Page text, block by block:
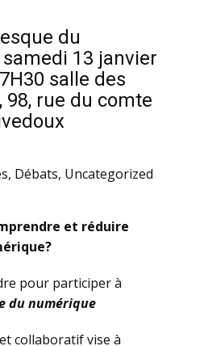
du
13 janvier
salle des
98, rue du comte
, Débats, Uncategorized
et réduire
pour participer à
du numérique
collaboratif vise à